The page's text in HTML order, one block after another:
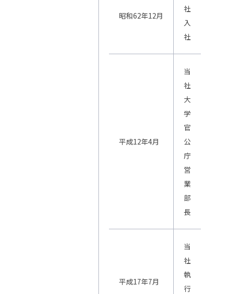
昭和62年12月
社
入
社
平成12年4月
当
社
大
学
官
公
庁
営
業
部
長
平成17年7月
当
社
執
行